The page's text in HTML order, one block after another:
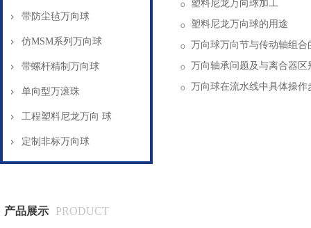
带防尘毡万向球
仿MSM系列万向球
带螺杆精制万向球
单向型万滚珠
工程塑料尼龙万向 球
定制非标万向球
产品展示 PRODUCT
塑料尼龙万向球加工
塑料尼龙万向球的用途
万向球万向节与传动轴组合
万向轴承问题及与离合器区
万向球在流水线中具体操作